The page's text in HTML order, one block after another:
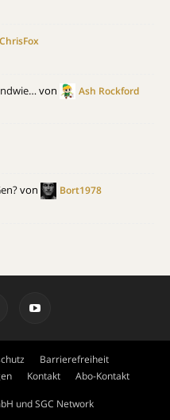
ChrisFox
von Ash Rockford
von Bort1978
Barrierefreiheit
Kontakt Abo-Kontakt
und SGC Network